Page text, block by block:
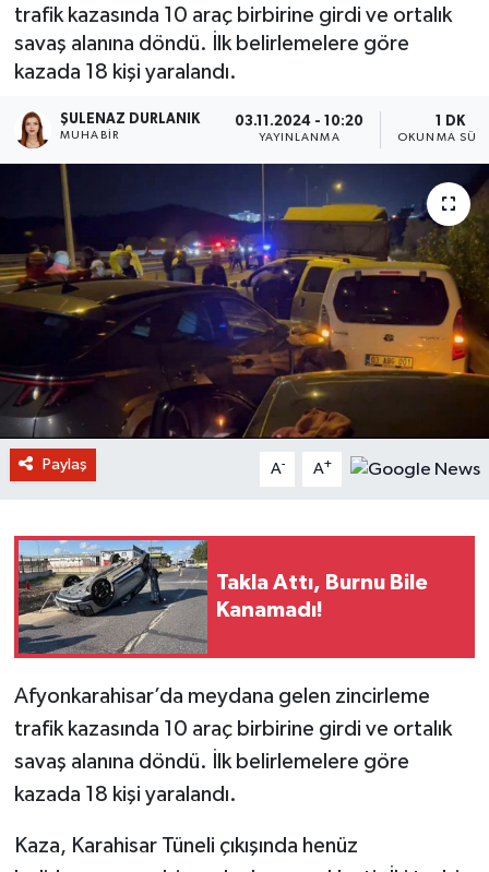
trafik kazasında 10 araç birbirine girdi ve ortalık
savaş alanına döndü. İlk belirlemelere göre
kazada 18 kişi yaralandı.
ŞULENAZ DURLANIK
MUHABIR
03.11.2024 - 10:20
YAYINLANMA
1 DK
OKUNMA
Paylaş A- A+
Takla Attı, Burnu Bile
Kanamadı!
Afyonkarahisar’da meydana gelen zincirleme
trafik kazasında 10 araç birbirine girdi ve ortalık
savaş alanına döndü. İlk belirlemelere göre
kazada 18 kişi yaralandı.
Kaza, Karahisar Tüneli çıkışında henüz